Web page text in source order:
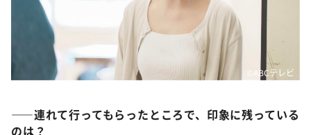
©️ABCテレビ
——連れて行ってもらったところで、 印象に残っている
のは？